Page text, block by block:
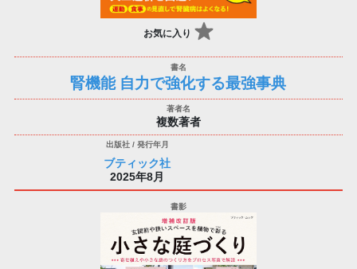
お気に入り
腎機能 自力で強化する最強事典
複数著者
ブティック社
2025年8月